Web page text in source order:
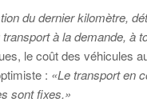
du dernier kilomètre,
à la demande, à
le coût des véhicules
: «Le transport en
sont fixes.»